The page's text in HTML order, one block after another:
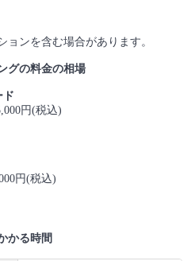
ンを含む場合があります。
グの料金の相場
ド
円(税込)
円(税込)
かる時間